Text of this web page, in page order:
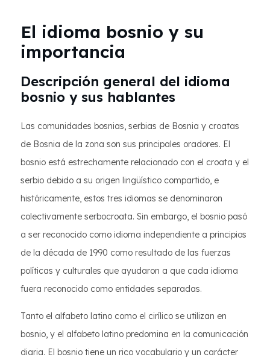
El idioma bosnio y su
importancia
Descripción general del idioma
bosnio y sus hablantes
Las comunidades bosnias, serbias de Bosnia y croatas
de Bosnia de la zona son sus principales oradores. El
bosnio está estrechamente relacionado con el croata y el
serbio debido a su origen lingüístico compartido, e
históricamente, estos tres idiomas se denominaron
colectivamente serbocroata. Sin embargo, el bosnio pasó
a ser reconocido como idioma independiente a principios
de la década de 1990 como resultado de las fuerzas
políticas y culturales que ayudaron a que cada idioma
fuera reconocido como entidades separadas.
Tanto el alfabeto latino como el cirílico se utilizan en
bosnio, y el alfabeto latino predomina en la comunicación
diaria. El bosnio tiene un rico vocabulario y un carácter